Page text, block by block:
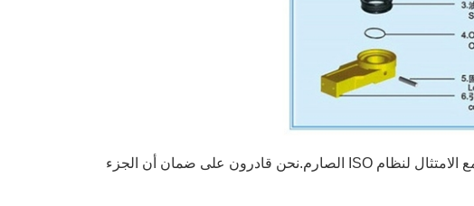
يتم اعتماد نظام التشديد من خلال نظام التشديد ونظام إطفاء الرش مع الامتثال لنظام ISO الصارم.نحن قادرون على ضمان أن الجزء